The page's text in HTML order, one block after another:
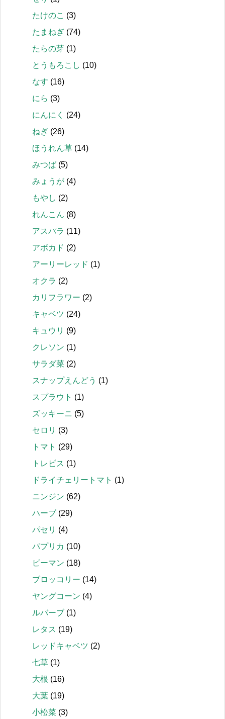
たけのこ (3)
たまねぎ (74)
たらの芽 (1)
とうもろこし (10)
なす (16)
にら (3)
にんにく
(24)
ねぎ (26)
ほうれん草 (14)
みつば (5)
みょうが (4)
もやし (2)
れんこん (8)
アスパラ (11)
アボカド (2)
アーリーレッド (1)
オクラ (2)
カリフラワー (2)
キャベツ (24)
キュウリ (9)
クレソン (1)
サラダ菜 (2)
スナップえんどう (1)
スプラウト (1)
ズッキーニ (5)
セロリ (3)
トマト (29)
トレビス (1)
ドライチェリートマト (1)
ニンジン (62)
ハーブ (29)
パセリ (4)
パプリカ (10)
ピーマン (18)
ブロッコリー (14)
ヤングコーン (4)
ルバーブ (1)
レタス (19)
レッドキャベツ (2)
七草 (1)
大根 (16)
大葉 (19)
小松菜 (3)